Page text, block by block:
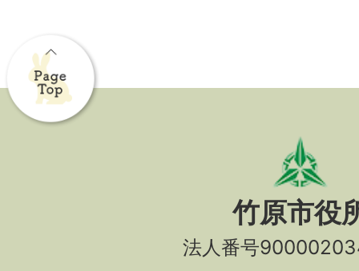
竹原市役
法人番号